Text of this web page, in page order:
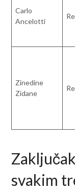
Carlo
Ancelotti
Zinedine
Zidane
svakim